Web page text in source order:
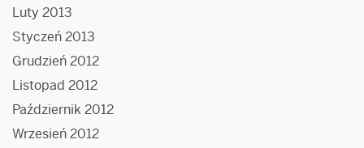
Luty 2013
Styczeń 2013
Grudzień 2012
Listopad 2012
Październik 2012
Wrzesień 2012